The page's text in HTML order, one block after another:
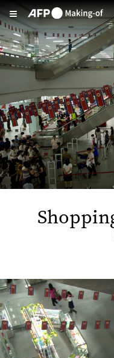
Aller au contenu principal